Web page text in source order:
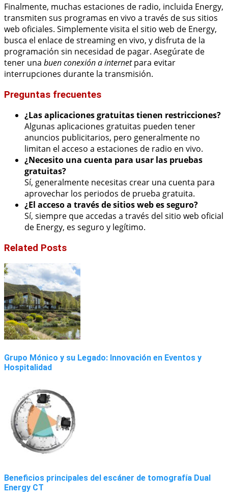
Finalmente, muchas estaciones de radio, incluida Energy,
transmiten sus programas en vivo a través de sus sitios
web oficiales. Simplemente visita el sitio web de Energy,
busca el enlace de streaming en vivo, y disfruta de la
programación sin necesidad de pagar. Asegúrate de
tener una buen conexión a internetpara evitar
interrupciones durante la transmisión.
Preguntas frecuentes
¿Las aplicaciones gratuitas tienen restricciones?
Algunas aplicaciones gratuitas pueden tener
anuncios publicitarios, pero generalmente no
limitan el acceso a estaciones de radio en vivo.
¿Necesito una cuenta para usar las pruebas
gratuitas?
Sí, generalmente necesitas crear una cuenta para
aprovechar los periodos de prueba gratuita.
¿El acceso a través de sitios web es seguro?
Sí, siempre que accedas a través del sitio web oficial
de Energy, es seguro y legítimo.
Related Posts
Grupo Mónico y su Legado: Innovación en Eventos y
Hospitalidad
Beneficios principales del escáner de tomografía Dual
Energy CT